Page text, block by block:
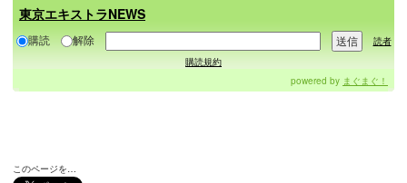
東京エキストラNEWS
購読 解除
読者
購読規約
powered by まぐまぐ！
このページを…